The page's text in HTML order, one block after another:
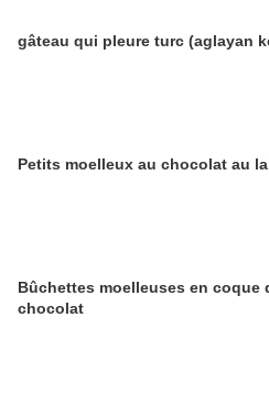
gâteau qui pleure turc (aglayan
Petits moelleux au chocolat au
Bûchettes moelleuses en coque
chocolat